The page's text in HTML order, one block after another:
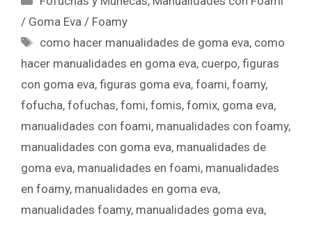
/ Goma Eva / Foamy
como hacer manualidades de goma eva, como
hacer manualidades en goma eva, cuerpo, figuras
con goma eva, figuras goma eva, foami, foamy,
fofucha, fofuchas, fomi, fomis, fomix, goma eva,
manualidades con foami, manualidades con foamy,
manualidades con goma eva, manualidades de
goma eva, manualidades en foami, manualidades
en foamy, manualidades en goma eva,
manualidades foamy, manualidades goma eva,